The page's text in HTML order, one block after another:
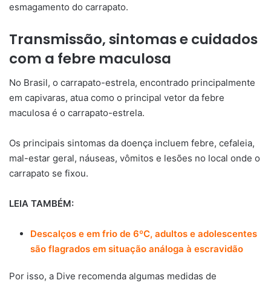
esmagamento do carrapato.
Transmissão, sintomas e cuidados
com a febre maculosa
No Brasil, o carrapato-estrela, encontrado principalmente
em capivaras, atua como o principal vetor da febre
maculosa é o carrapato-estrela.
Os principais sintomas da doença incluem febre, cefaleia,
mal-estar geral, náuseas, vômitos e lesões no local onde o
carrapato se fixou.
LEIA TAMBÉM:
Descalços e em frio de 6ºC, adultos e adolescentes
são flagrados em situação análoga à escravidão
Por isso, a Dive recomenda algumas medidas de